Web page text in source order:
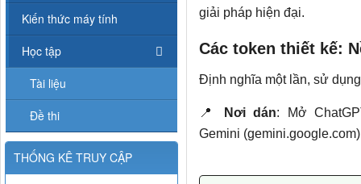
giải pháp hiện đại.
Các token thiết kế:
Định nghĩa một lần, sử
📍 Nơi dán: Mở
Gemini
Kiến thức máy tính
Học tập
Tài liệu
Đề thi
THỐNG KÊ TRUY CẬP